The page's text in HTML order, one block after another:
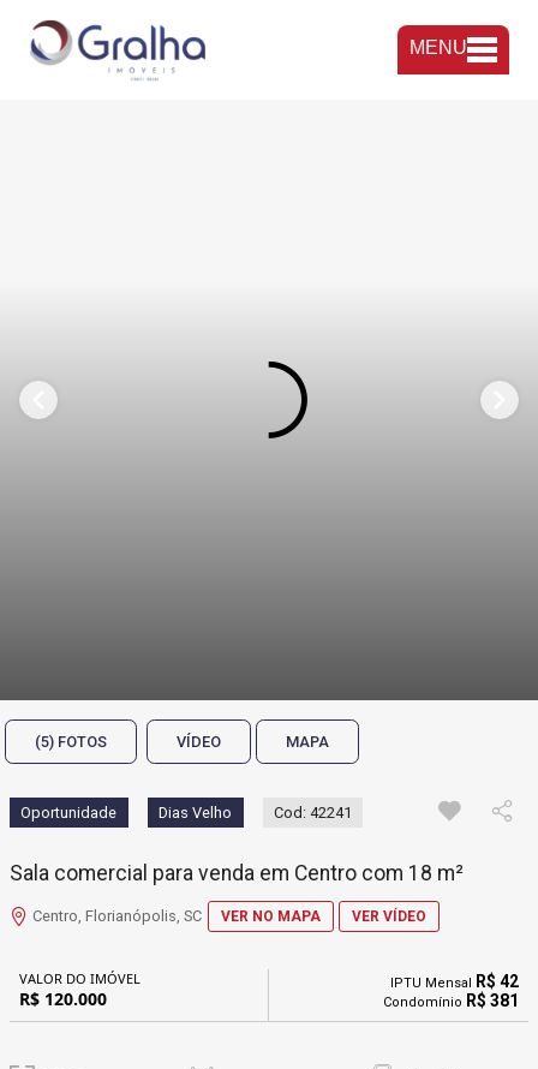
MENU
(5) FOTOS VÍDEO MAPA
Oportunidade Dias Velho Cod: 42241
Sala comercial para venda em Centro com 18 m²
Centro, Florianópolis, SC VER NO MAPA VER VÍDEO
VALOR DO IMÓVEL
R$ 120.000
IPTU Mensal R$ 42
Condomínio R$ 381